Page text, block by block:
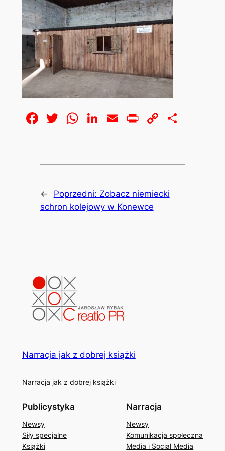
Facebook
Twitter
WhatsApp
LinkedIn
EmailPrintCopy
← Poprzedni: Zobacz niemiecki
schron kolejowy w Konewce
Narracja jak z dobrej książki
Narracja jak z dobrej książki
Publicystyka
Newsy
Siły specjalne
Książki
Narracja
Newsy
Komunikacja społeczna
Media i Social Media